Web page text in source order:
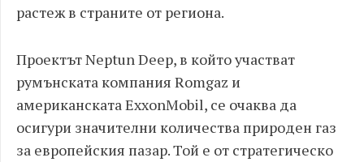
растеж в страните от региона.
Проектът Neptun Deep, в който участват
румънската компания Romgaz и
американската ExxonMobil, се очаква да
осигури значителни количества природен газ
за европейския пазар. Той е от стратегическо